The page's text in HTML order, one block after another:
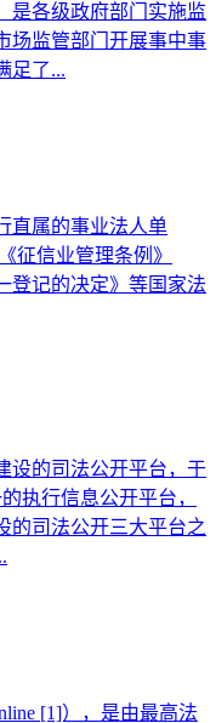
是各级政府部门实施监
场监管部门开展事中事
足了...
直属的事业法人单
征信业管理条例》
登记的决定》等国家法
设的司法公开平台，于
执行信息公开平台，
的司法公开三大平台之
[1]），是由最高法